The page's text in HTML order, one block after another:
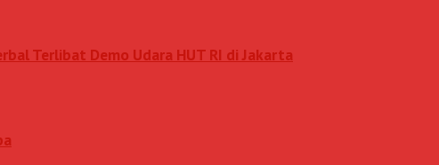
Terlibat Demo Udara HUT RI di Jakarta